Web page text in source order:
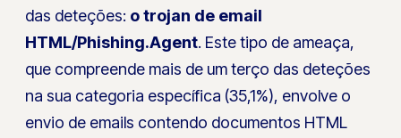
das deteções: o trojan de email
HTML/Phishing.Agent. Este tipo de ameaça,
que compreende mais de um terço das deteções
na sua categoria específica (35,1%), envolve o
envio de emails contendo documentos HTML